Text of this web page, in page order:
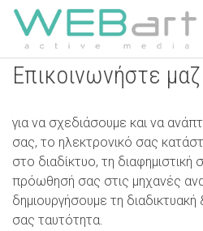
Επικοινωνήστε
για να σχεδιάσουμε και να
σας, το ηλεκτρονικό σας
στο διαδίκτυο, τη διαφημιστική
πρόωθησή σας στις μηχανές
δημιουργήσουμε τη διαδικτυακή
σας ταυτότητα.
Ονοματεπώνυμο*
E-mail *
Τηλέφωνο
Μήνυμα*